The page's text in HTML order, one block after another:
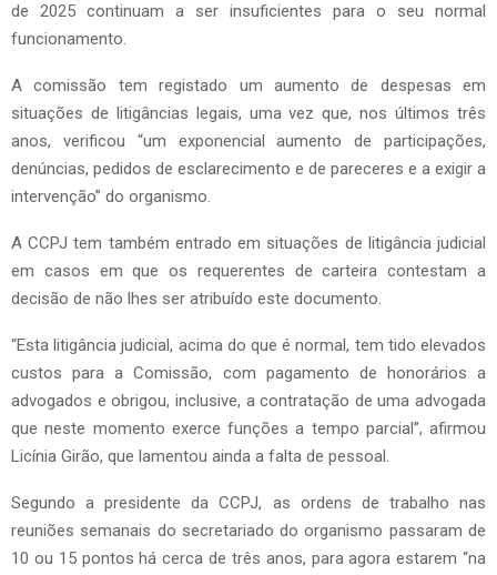
de 2025 continuam a ser insuficientes para o seu normal
funcionamento.
A comissão tem registado um aumento de despesas em
situações de litigâncias legais, uma vez que, nos últimos três
anos, verificou “um exponencial aumento de participações,
denúncias, pedidos de esclarecimento e de pareceres e a exigir a
intervenção” do organismo.
A CCPJ tem também entrado em situações de litigância judicial
em casos em que os requerentes de carteira contestam a
decisão de não lhes ser atribuído este documento.
“Esta litigância judicial, acima do que é normal, tem tido elevados
custos para a Comissão, com pagamento de honorários a
advogados e obrigou, inclusive, a contratação de uma advogada
que neste momento exerce funções a tempo parcial”, afirmou
Licínia Girão, que lamentou ainda a falta de pessoal.
Segundo a presidente da CCPJ, as ordens de trabalho nas
reuniões semanais do secretariado do organismo passaram de
10 ou 15 pontos há cerca de três anos, para agora estarem “na